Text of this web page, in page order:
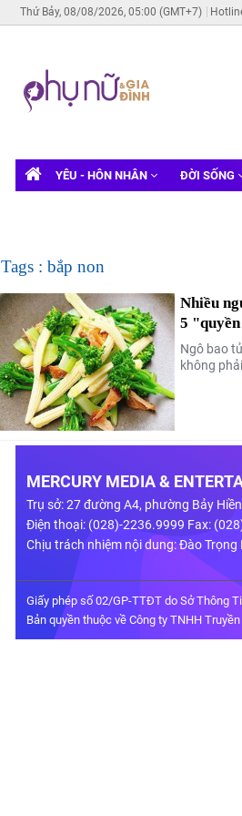
Thứ Bảy, 08/08/2026, 05:00 (GMT+7)
YÊU - HÔN NHÂN ĐỜI SỐNG
Tags : bắp non
Nhiều
5
Ngô bao
không
MERCURY MEDIA &
Trụ sở: 27 đường A4, phường Bảy
Điện thoại: (028)-2236.9999 Fax:
Chịu trách nhiệm nội dung: Đào Trọng
Giấy phép số 02/GP-TTĐT do Sở Thông
Bản quyền thuộc về Công ty TNHH